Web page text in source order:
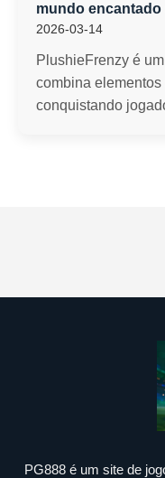
mundo
2026-03-14
PlushieFrenzy é
combina elementos
conquistando
PG888 é um site de